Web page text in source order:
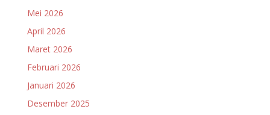
Mei 2026
April 2026
Maret 2026
Februari 2026
Januari 2026
Desember 2025